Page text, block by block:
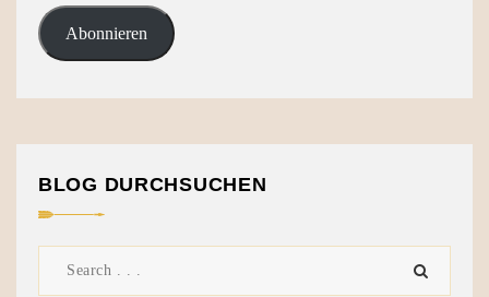
Abonnieren
BLOG DURCHSUCHEN